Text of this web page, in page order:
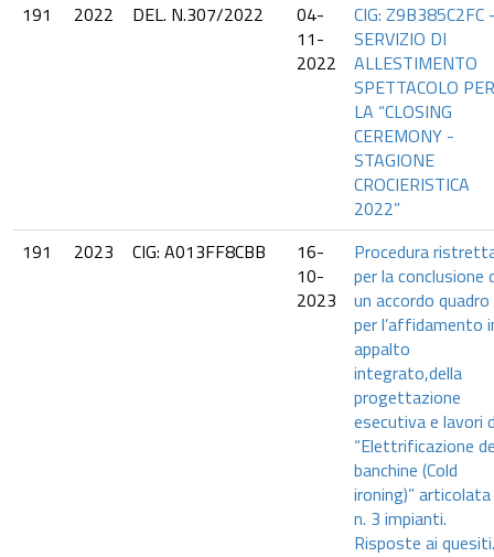
191
2022 DEL. N.307/2022
04-
11-
2022
CIG: Z9B385C2FC
SERVIZIO DI
ALLESTIMENTO
SPETTACOLO PER
LA “CLOSING
CEREMONY -
STAGIONE
CROCIERISTICA
2022”
191
2023 CIG: A013FF8CBB
16-
10-
2023
Procedura
per la conclusione
un accordo quadro
per l’affidamento
appalto
integrato,della
progettazione
esecutiva e lavori
“Elettrificazione
banchine (Cold
ironing)”
n. 3 impianti.
Risposte ai quesiti.